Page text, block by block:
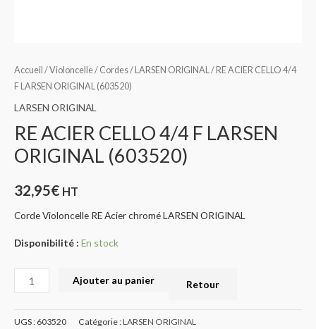
Accueil /Violoncelle/ Cordes/ LARSEN ORIGINAL / RE ACIER CELLO 4/4
F LARSEN ORIGINAL (603520)
LARSEN ORIGINAL
RE ACIER CELLO 4/4 F LARSEN
ORIGINAL (603520)
32,95€ HT
Corde Violoncelle RE Acier chromé LARSEN ORIGINAL
Disponibilité : En stock
Ajouter au panier Retour
UGS : 603520 Catégorie :LARSEN ORIGINAL